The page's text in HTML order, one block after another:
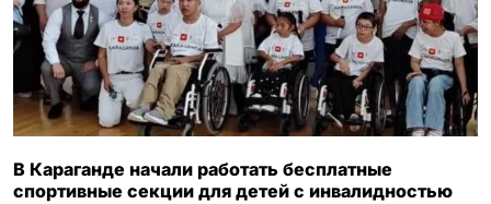
В Караганде начали работать бесплатные
спортивные секции для детей с инвалидностью